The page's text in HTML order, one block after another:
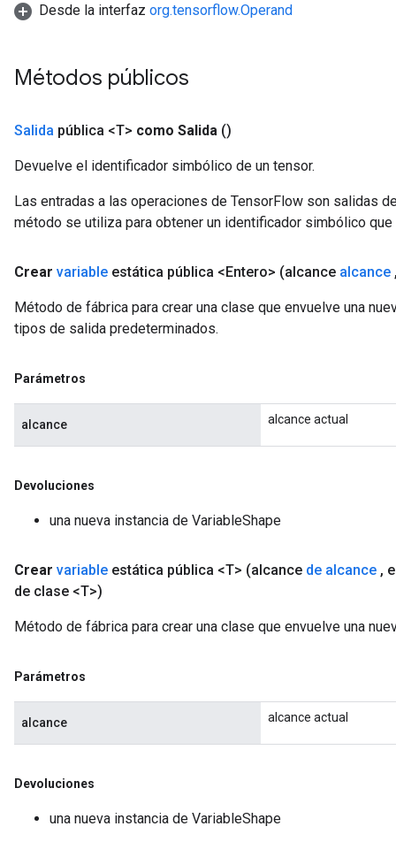
Desde la interfaz org.tensorflow.Operand
Métodos públicos
Salida pública <T> como Salida ()
Devuelve el identificador simbólico de un tensor.
Las entradas a las operaciones de TensorFlow son salidas
método se utiliza para obtener un identificador simbólico
Crear variable estática pública <Entero> (alcance alcance
Método de fábrica para crear una clase que envuelve una
tipos de salida predeterminados.
Parámetros
alcance alcance actual
Devoluciones
una nueva instancia de VariableShape
Crear variable estática pública <T> (alcance de alcance ,
de clase <T>)
Método de fábrica para crear una clase que envuelve una
Parámetros
alcance alcance actual
Devoluciones
una nueva instancia de VariableShape